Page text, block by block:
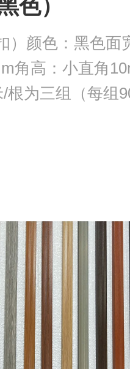
色）
）颜色：黑色面
角高：小直角
根为三组（每组